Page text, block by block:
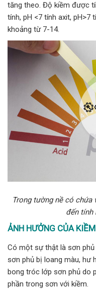
tăng theo. Độ kiềm được
tính, pH <7 tính axit, pH>7
khoảng từ 7-14.
Trong tường nề có chứa
đến tính
ẢNH HƯỞNG CỦA
Có một sự thật là sơn
sơn phủ bị loang màu, hư
bong tróc lớp sơn phủ do
phần trong sơn với kiềm.